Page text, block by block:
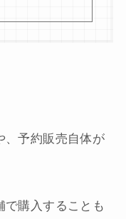
、予約販売自体が
で購入することも